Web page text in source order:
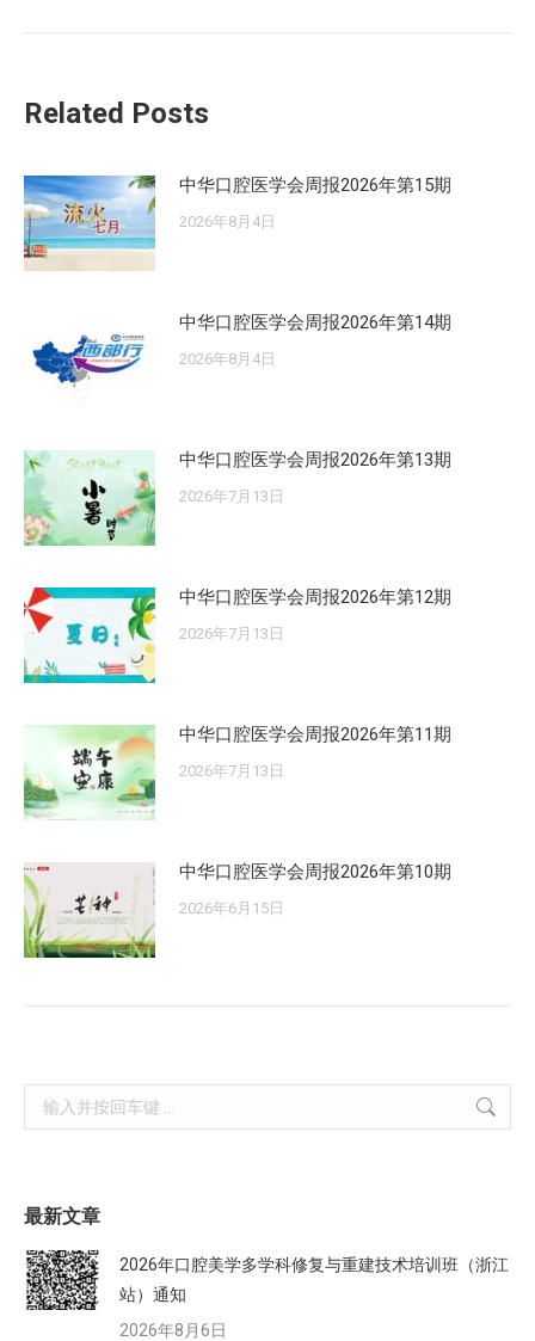
Related Posts
中华口腔医学会周报2026年第15期
2026年8月4日
中华口腔医学会周报2026年第14期
2026年8月4日
中华口腔医学会周报2026年第13期
2026年7月13日
中华口腔医学会周报2026年第12期
2026年7月13日
中华口腔医学会周报2026年第11期
2026年7月13日
中华口腔医学会周报2026年第10期
2026年6月15日
Search:
最新文章
2026年口腔美学多学科修复与重建技术培训班（浙江
站）通知
2026年8月6日